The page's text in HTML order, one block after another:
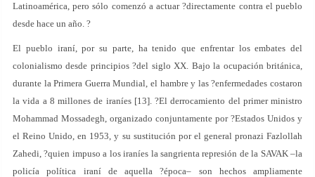
Latinoamérica, pero sólo comenzó a actuar ?directamente contra el pueblo
desde hace un año. ?
El pueblo iraní, por su parte, ha tenido que enfrentar los embates del
colonialismo desde principios ?del siglo XX. Bajo la ocupación británica,
durante la Primera Guerra Mundial, el hambre y las ?enfermedades costaron
la vida a 8 millones de iraníes [13]. ?El derrocamiento del primer ministro
Mohammad Mossadegh, organizado conjuntamente por ?Estados Unidos y
el Reino Unido, en 1953, y su sustitución por el general pronazi Fazlollah
Zahedi, ?quien impuso a los iraníes la sangrienta represión de la SAVAK –la
policía política iraní de aquella ?época– son hechos ampliamente